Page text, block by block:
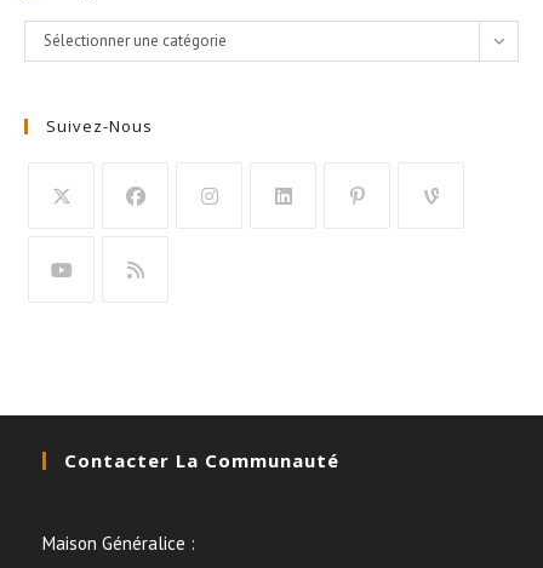
Catégories
Sélectionner une catégorie
Suivez-Nous
Contacter La Communauté
Maison Généralice :